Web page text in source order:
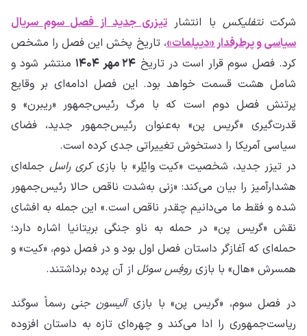
شرکتنتفلیکس با انتشار تیزری جدید از فصل سوم سریال
سیاسی و پرطرفدار «دیپلمات»، تاریخ پخش این فصل را مشخص
کرد. فصل سوم قرار است در تاریخ ۲۴ مهر ۱۴۰۴
منتشر شود و
شامل هشت قسمت خواهد بود. این فصل ادامه‌ای بر وقایع
پرتنش فصل دوم است که با مرگ رئیس‌جمهور «ریبرن» و
قدرت‌گیری «گریس پن» به‌عنوان رئیس‌جمهور جدید، فضای
سیاسی آمریکا را دستخوش تغییراتی جدی کرده است.
در تیزر جدید، شخصیت «کیت وایْلِر» با بازیکری راسل جمله‌ای
هشدارآمیز را بیان می‌کند: «زنی به‌شدت ناقص حالا رئیس‌جمهور
شده و فقط ما می‌دانیم چقدر ناقص است.» این جمله به افشای
نقش «گریس پن» در حمله به ناو جنگی بریتانیا اشاره دارد؛
حمله‌ای که آغازگر داستان فصل اول بود و در فصل دوم، «کیت» و
همسرش «هال» با بازی روفِس سوئل از آن پرده برداشتند.
در فصل سوم، «گریس پن» با بازیآلیسون جنیرسماً سوگند
ریاست‌جمهوری را ادا می‌کند و چهره‌ای تازه به داستان افزوده